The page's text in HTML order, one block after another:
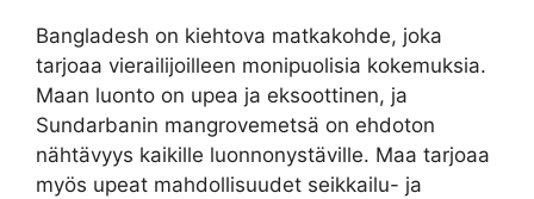
Bangladesh on kiehtova matkakohde, joka
tarjoaa vierailijoilleen monipuolisia kokemuksia.
Maan luonto on upea ja eksoottinen, ja
Sundarbanin mangrovemetsä on ehdoton
nähtävyys kaikille luonnonystäville. Maa tarjoaa
myös upeat mahdollisuudet seikkailu- ja